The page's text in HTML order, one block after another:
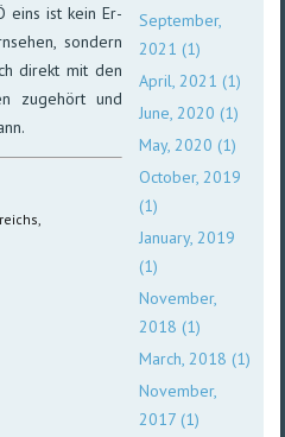
eins ist kein Er­
son­dern
di­rekt mit den
zu­ge­hört und
September,
2021 (1)
April, 2021 (1)
June, 2020 (1)
May, 2020 (1)
October, 2019
(1)
January, 2019
(1)
November,
2018 (1)
March, 2018 (1)
November,
2017 (1)